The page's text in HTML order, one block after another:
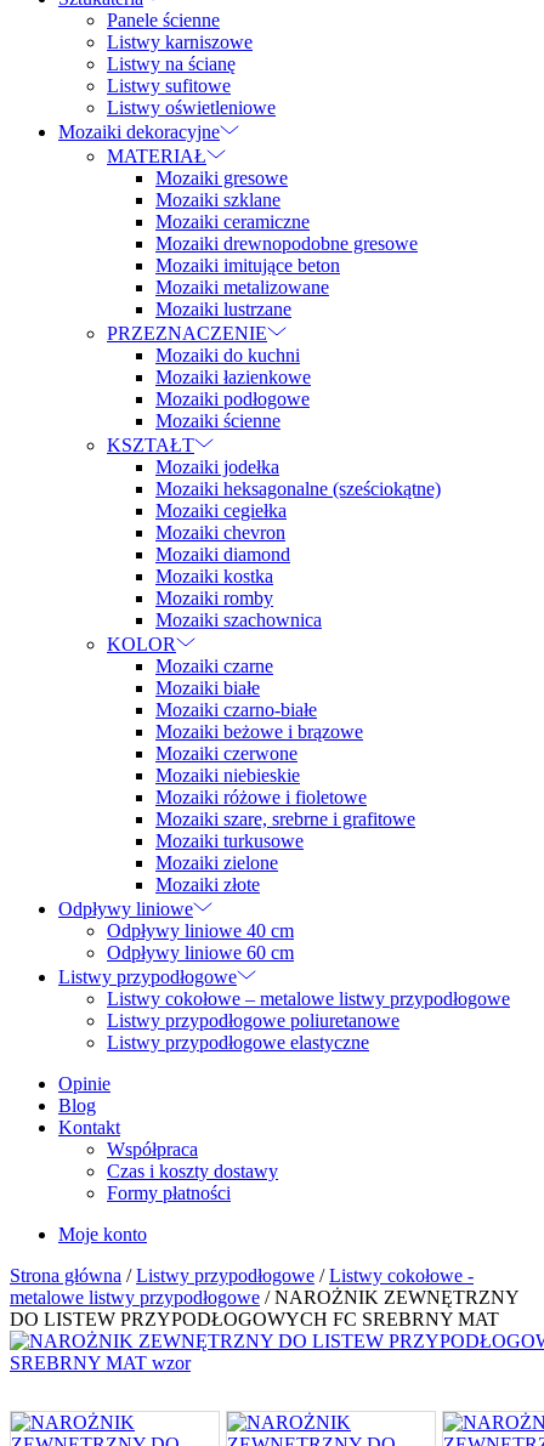
Panele ścienne
Listwy karniszowe
Listwy na ścianę
Listwy sufitowe
Listwy oświetleniowe
Mozaiki dekoracyjne
MATERIAŁ
Mozaiki gresowe
Mozaiki szklane
Mozaiki ceramiczne
Mozaiki drewnopodobne gresowe
Mozaiki imitujące beton
Mozaiki metalizowane
Mozaiki lustrzane
PRZEZNACZENIE
Mozaiki do kuchni
Mozaiki łazienkowe
Mozaiki podłogowe
Mozaiki ścienne
KSZTAŁT
Mozaiki jodełka
Mozaiki heksagonalne (sześciokątne)
Mozaiki cegiełka
Mozaiki chevron
Mozaiki diamond
Mozaiki kostka
Mozaiki romby
Mozaiki szachownica
KOLOR
Mozaiki czarne
Mozaiki białe
Mozaiki czarno-białe
Mozaiki beżowe i brązowe
Mozaiki czerwone
Mozaiki niebieskie
Mozaiki różowe i fioletowe
Mozaiki szare, srebrne i grafitowe
Mozaiki turkusowe
Mozaiki zielone
Mozaiki złote
Odpływy liniowe
Odpływy liniowe 40 cm
Odpływy liniowe 60 cm
Listwy przypodłogowe
Listwy cokołowe – metalowe listwy przypodłogowe
Listwy przypodłogowe poliuretanowe
Listwy przypodłogowe elastyczne
Opinie
Blog
Kontakt
Współpraca
Czas i koszty dostawy
Formy płatności
Moje konto
Strona główna /Listwy przypodłogowe /Listwy cokołowe -
metalowe listwy przypodłogowe / NAROŻNIK ZEWNĘTRZNY
DO LISTEW PRZYPODŁOGOWYCH FC SREBRNY MAT